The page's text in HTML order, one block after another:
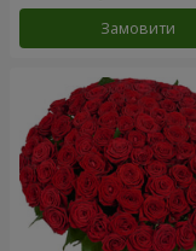
Замовити